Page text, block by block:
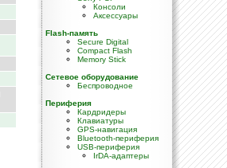
Консоли
Аксессуары
Flash-память
Secure Digital
Compact Flash
Memory Stick
Сетевое оборудование
Беспроводное
Периферия
Кардридеры
Клавиатуры
GPS-навигация
Bluetooth-периферия
USB-периферия
IrDA-адаптеры